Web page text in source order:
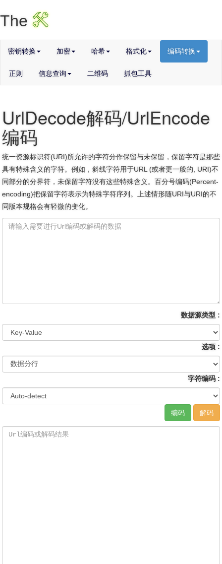
TheX
密钥转换 加密 哈希 格式化 编码转换
正则 信息查询 二维码 抓包工具
UrlDecode解码/UrlEncode
编码
统一资源标识符(URI)所允许的字符分作保留与未保留，保留字符是那些
具有特殊含义的字符。例如，斜线字符用于URL (或者更一般的, URI)不
同部分的分界符，未保留字符没有这些特殊含义。百分号编码(Percent-
encoding)把保留字符表示为特殊字符序列。上述情形随URI与URI的不
同版本规格会有轻微的变化。
数据源类型 :
选项 :
字符编码 :